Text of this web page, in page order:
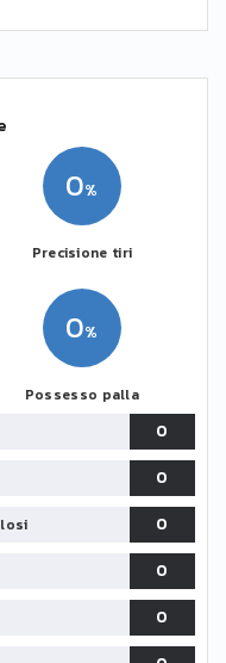
0
Possesso palla
0
Precisione tiri
0
0
0
0
0